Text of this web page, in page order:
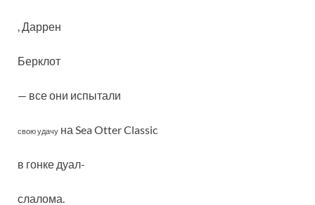
, Даррен
Берклот
— все они испытали
свою удачу на Sea Otter Classic
в гонке дуал-
слалома.